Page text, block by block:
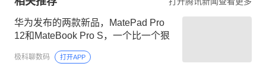
华为发布的两款新品，MatePad Pro
12和MateBook Pro S，一个比一个狠
极科聊数码 打开APP